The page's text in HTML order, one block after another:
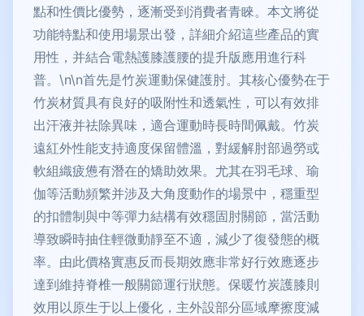
點和性價比優勢，逐漸受到消費者青睞。本文將從
功能特點和使用場景出發，詳細介紹這些產品的實
用性，并結合電熱護膝護腰的提升版應用進行科
普。\n\n首先是竹炭運動保健護肘。其核心優勢在于
竹炭材質具有良好的吸附性和透氣性，可以有效排
出汗液并祛除異味，適合運動時長時間佩戴。竹炭
遠紅外性能支持適度保留體溫，對緩解肘部過勞或
軟組織疲憊有潛在的矯助效果。尤其在羽毛球、瑜
伽等活動頻繁并涉及大角度動作的場景中，穩重型
的扣體制與中等彈力結構有效穩固肘關節，當活動
導致瞬時抽住輕微動靜至不適，減少了復發態的概
率。由此價格實惠反而長期效應非常好行效應逐步
達到維持脊椎一般關節運行狀態。保暖竹炭護膝則
效用以原生于以上優化，主外設部分區域摩擦度減